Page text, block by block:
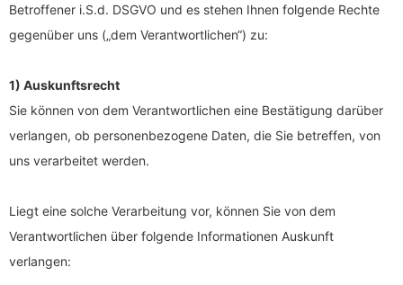
Betroffener i.S.d. DSGVO und es stehen Ihnen folgende Rechte
gegenüber uns („dem Verantwortlichen“) zu:
1) Auskunftsrecht
Sie können von dem Verantwortlichen eine Bestätigung darüber
verlangen, ob personenbezogene Daten, die Sie betreffen, von
uns verarbeitet werden.
Liegt eine solche Verarbeitung vor, können Sie von dem
Verantwortlichen über folgende Informationen Auskunft
verlangen: